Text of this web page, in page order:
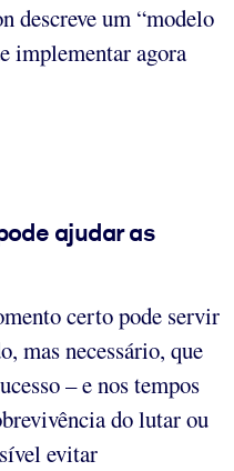
descreve um “modelo
implementar agora
ajudar as
certo pode servir
mas necessário, que
– e nos tempos
do lutar ou
evitar